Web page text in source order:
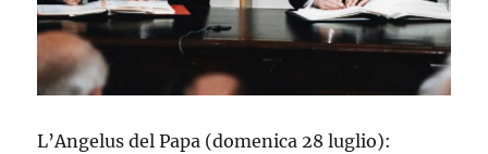
L’Angelus del Papa (domenica 28 luglio):